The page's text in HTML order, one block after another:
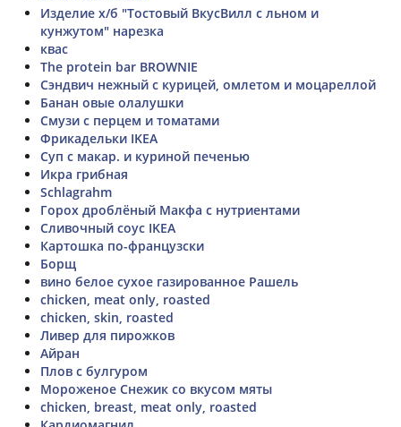
Изделие х/б "Тостовый ВкусВилл с льном и
кунжутом" нарезка
квас
The protein bar BROWNIE
Сэндвич нежный с курицей, омлетом и моцареллой
Банан овые олалушки
Смузи с перцем и томатами
Фрикадельки IKEA
Суп с макар. и куриной печенью
Икра грибная
Schlagrahm
Горох дроблёный Макфа с нутриентами
Сливочный соус IKEA
Картошка по-французски
Борщ
вино белое сухое газированное Рашель
chicken, meat only, roasted
chicken, skin, roasted
Ливер для пирожков
Айран
Плов с булгуром
Мороженое Снежик со вкусом мяты
chicken, breast, meat only, roasted